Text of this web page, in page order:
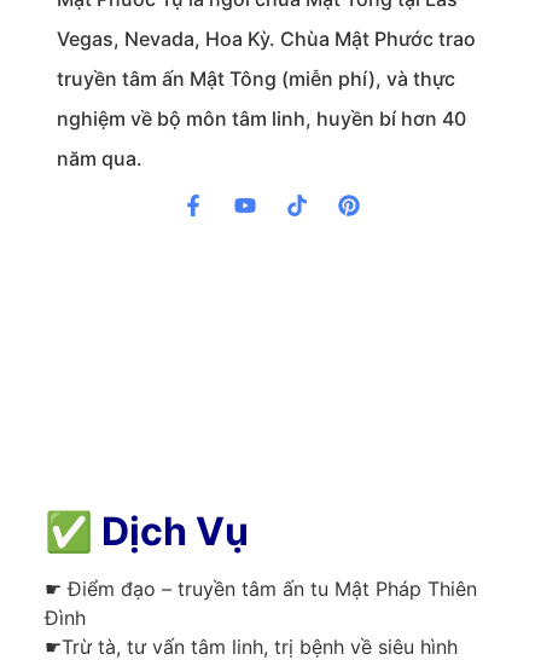
Vegas, Nevada, Hoa Kỳ. Chùa Mật Phước trao
truyền tâm ấn Mật Tông (miễn phí), và thực
nghiệm về bộ môn tâm linh, huyền bí hơn 40
năm qua.
✅ Dịch Vụ
☛ Điểm đạo – truyền tâm ấn tu Mật Pháp Thiên
Đình
☛Trừ tà, tư vấn tâm linh, trị bệnh về siêu hình